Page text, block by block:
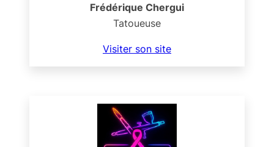
Frédérique Chergui
Tatoueuse
Visiter son site